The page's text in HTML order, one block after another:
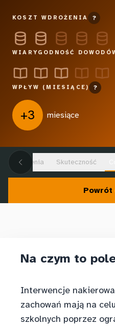
KOSZT WDROŻENIA ?
WIARYGODNOŚĆ
WPŁYW (MIESIĄCE) ?
+3 miesiące
ustalenia Skuteczność
Na czym to
Interwencje
zachowań mają na
szkolnych poprzez